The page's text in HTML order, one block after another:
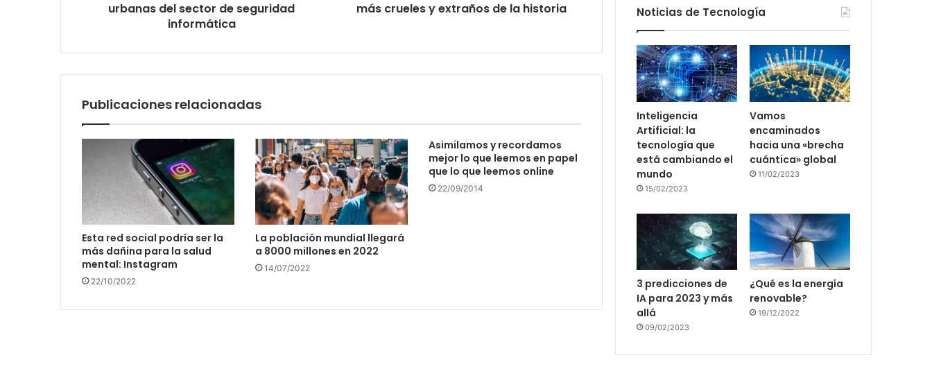
seguridadurbanas del sector de seguridad
informática
historia
más crueles y extraños de la historia
Publicaciones relacionadas
Esta red social podría ser la
más dañina para la salud
mental: Instagram
22/10/2022
La población mundial llegará
a 8000 millones en 2022
14/07/2022
Asimilamos y recordamos
mejor lo que leemos en papel
que lo que leemos online
22/09/2014
Noticias de Tecnología
Inteligencia
Artificial: la
tecnología que
está cambiando el
mundo
15/02/2023
Vamos
encaminados
hacia una «brecha
cuántica» global
11/02/2023
3 predicciones de
IA para 2023 y más
allá
09/02/2023
¿Qué es la energía
renovable?
19/12/2022